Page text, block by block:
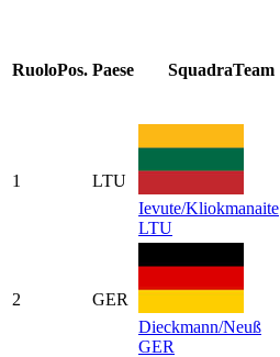
RuoloPos. Paese SquadraTeam
1
LTU
Ievute/Kliokmanaite
LTU
2
GER
Dieckmann/Neuß
GER